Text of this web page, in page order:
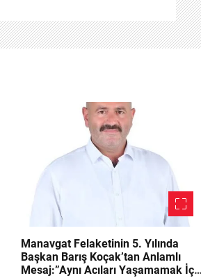
Manavgat Felaketinin 5. Yılında
Başkan Barış Koçak’tan Anlamlı
Mesaj:”Aynı Acıları Yaşamamak